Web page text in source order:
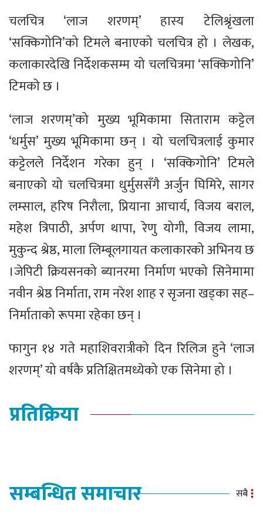
चलचित्र ‘लाज शरणम्’ हास्य टेलिश्रृंखला
‘सक्किगोनि’को टिमले बनाएको चलचित्र हो । लेखक,
कलाकारदेखि निर्देशकसम्म यो चलचित्रमा ‘सक्किगोनि’
टिमको छ ।
‘लाज शरणम्’को मुख्य भूमिकामा सिताराम कट्टेल
‘धर्मुस’ मुख्य भूमिकामा छन् । यो चलचित्रलाई कुमार
कट्टेलले निर्देशन गरेका हुन् । ‘सक्किगोनि’ टिमले
बनाएको यो चलचित्रमा धुर्मुससँगै अर्जुन घिमिरे, सागर
लम्साल, हरिष निरौला, प्रियाना आचार्य, विजय बराल,
महेश त्रिपाठी, अर्पण थापा, रेणु योगी, विजय लामा,
मुकुन्द श्रेष्ठ, माला लिम्बूलगायत कलाकारको अभिनय छ
।जेपिटी क्रियसनको ब्यानरमा निर्माण भएको सिनेमामा
नवीन श्रेष्ठ निर्माता, राम नरेश शाह र सृजना खड्का सह–
निर्माताको रूपमा रहेका छन् ।
फागुन १४ गते महाशिवरात्रीको दिन रिलिज हुने ‘लाज
शरणम्’ यो वर्षकै प्रतिक्षितमध्येको एक सिनेमा हो ।
प्रतिक्रिया
सम्बन्धित समाचार सबै